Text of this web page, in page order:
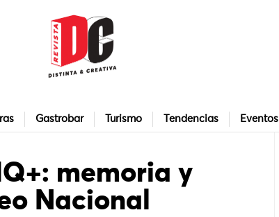
Gastrobar Turismo Tendencias Eventos
memoria y
Nacional